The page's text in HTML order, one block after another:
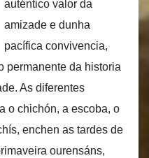
auténtico valor da
amizade e dunha
pacífica convivencia,
permanente da historia
As diferentes
o chichón, a escoba, o
enchen as tardes de
ourensáns,